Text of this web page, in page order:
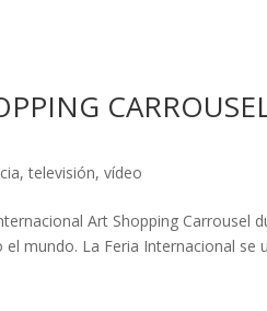
,televisión,vídeo
Art Shopping Carrousel
mundo. La Feria Internacional se